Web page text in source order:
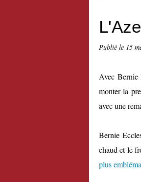
Publié le 15
Avec Bernie
monter la
avec une
Bernie
chaud et le
plus